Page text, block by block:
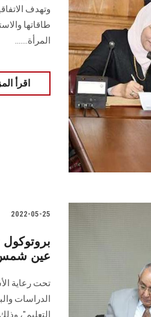
وتهدف
طاقاتها
المرأة.......
اقرأ
2022-05-25
بروتوكول
عين شمس
تحت رعاية
الدراسات